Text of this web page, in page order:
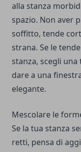
alla stanza
spazio. Non aver
soffitto, tende
strana. Se le
stanza, scegli
dare a una
elegante.
Mescolare le
Se la tua stanza
retti, pensa di